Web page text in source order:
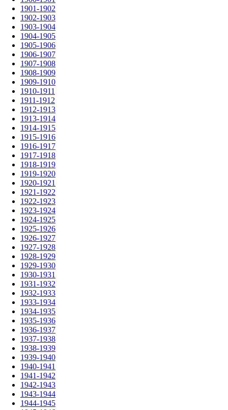
1901-1902
1902-1903
1903-1904
1904-1905
1905-1906
1906-1907
1907-1908
1908-1909
1909-1910
1910-1911
1911-1912
1912-1913
1913-1914
1914-1915
1915-1916
1916-1917
1917-1918
1918-1919
1919-1920
1920-1921
1921-1922
1922-1923
1923-1924
1924-1925
1925-1926
1926-1927
1927-1928
1928-1929
1929-1930
1930-1931
1931-1932
1932-1933
1933-1934
1934-1935
1935-1936
1936-1937
1937-1938
1938-1939
1939-1940
1940-1941
1941-1942
1942-1943
1943-1944
1944-1945